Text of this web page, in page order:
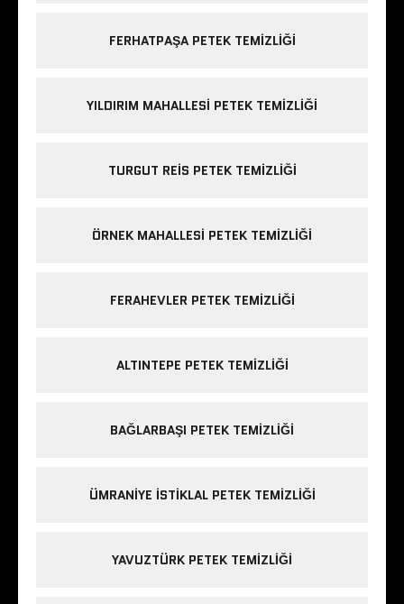
FERHATPAŞA PETEK TEMIZLIĞI
YILDIRIM MAHALLESI PETEK TEMIZLIĞI
TURGUT REIS PETEK TEMIZLIĞI
ÖRNEK MAHALLESI PETEK TEMIZLIĞI
FERAHEVLER PETEK TEMIZLIĞI
ALTINTEPE PETEK TEMIZLIĞI
BAĞLARBAŞI PETEK TEMIZLIĞI
ÜMRANIYE ISTIKLAL PETEK TEMIZLIĞI
YAVUZTÜRK PETEK TEMIZLIĞI